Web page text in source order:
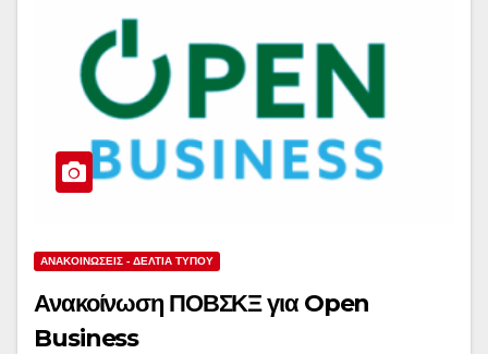
ΑΝΑΚΟΙΝΏΣΕΙΣ - ΔΕΛΤΊΑ ΤΎΠΟΥ
Ανακοίνωση ΠΟΒΣΚΞ για Open
Business